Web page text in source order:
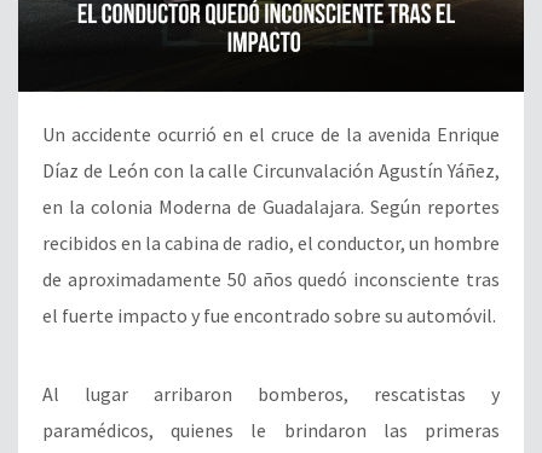
Un accidente ocurrió en el cruce de la avenida Enrique
Díaz de León con la calle Circunvalación Agustín Yáñez,
en la colonia Moderna de Guadalajara. Según reportes
recibidos en la cabina de radio, el conductor, un hombre
de aproximadamente 50 años quedó inconsciente tras
el fuerte impacto y fue encontrado sobre su automóvil.
Al lugar arribaron bomberos, rescatistas y
paramédicos, quienes le brindaron las primeras